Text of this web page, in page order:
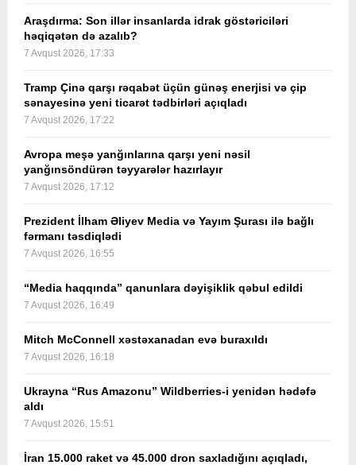
Araşdırma: Son illər insanlarda idrak göstəriciləri
həqiqətən də azalıb?
7 Avqust 2026, 17:33
Tramp Çinə qarşı rəqabət üçün günəş enerjisi və çip
sənayesinə yeni ticarət tədbirləri açıqladı
7 Avqust 2026, 17:22
Avropa meşə yanğınlarına qarşı yeni nəsil
yanğınsöndürən təyyarələr hazırlayır
7 Avqust 2026, 17:12
Prezident İlham Əliyev Media və Yayım Şurası ilə bağlı
fərmanı təsdiqlədi
7 Avqust 2026, 16:55
“Media haqqında” qanunlara dəyişiklik qəbul edildi
7 Avqust 2026, 16:49
Mitch McConnell xəstəxanadan evə buraxıldı
7 Avqust 2026, 16:18
Ukrayna “Rus Amazonu” Wildberries-i yenidən hədəfə
aldı
7 Avqust 2026, 15:51
İran 15.000 raket və 45.000 dron saxladığını açıqladı,